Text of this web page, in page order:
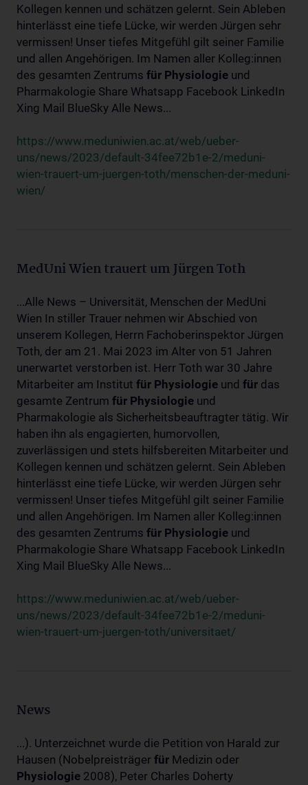
Kollegen kennen und schätzen gelernt. Sein Ableben
hinterlässt eine tiefe Lücke, wir werden Jürgen sehr
vermissen! Unser tiefes Mitgefühl gilt seiner Familie
und allen Angehörigen. Im Namen aller Kolleg:innen
des gesamten Zentrums für Physiologie und
Pharmakologie Share Whatsapp Facebook LinkedIn
Xing Mail BlueSky Alle News...
https://www.meduniwien.ac.at/web/ueber-
uns/news/2023/default-34fee72b1e-2/meduni-
wien-trauert-um-juergen-toth/menschen-der-meduni-
wien/
MedUni Wien trauert um Jürgen Toth
...Alle News – Universität, Menschen der MedUni
Wien In stiller Trauer nehmen wir Abschied von
unserem Kollegen, Herrn Fachoberinspektor Jürgen
Toth, der am 21. Mai 2023 im Alter von 51 Jahren
unerwartet verstorben ist. Herr Toth war 30 Jahre
Mitarbeiter am Institut für Physiologie und für das
gesamte Zentrum für Physiologie und
Pharmakologie als Sicherheitsbeauftragter tätig. Wir
haben ihn als engagierten, humorvollen,
zuverlässigen und stets hilfsbereiten Mitarbeiter und
Kollegen kennen und schätzen gelernt. Sein Ableben
hinterlässt eine tiefe Lücke, wir werden Jürgen sehr
vermissen! Unser tiefes Mitgefühl gilt seiner Familie
und allen Angehörigen. Im Namen aller Kolleg:innen
des gesamten Zentrums für Physiologie und
Pharmakologie Share Whatsapp Facebook LinkedIn
Xing Mail BlueSky Alle News...
https://www.meduniwien.ac.at/web/ueber-
uns/news/2023/default-34fee72b1e-2/meduni-
wien-trauert-um-juergen-toth/universitaet/
News
...). Unterzeichnet wurde die Petition von Harald zur
Hausen (Nobelpreisträger für Medizin oder
Physiologie 2008), Peter Charles Doherty